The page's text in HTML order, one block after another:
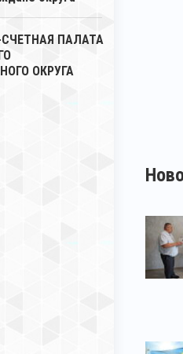
ПАЛАТА
ОКРУГА